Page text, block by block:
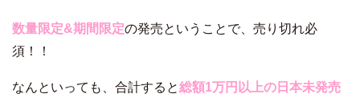
数量限定&期間限定の発売ということで、売り切れ必
須！！
なんといっても、合計すると総額1万円以上の日本未発売